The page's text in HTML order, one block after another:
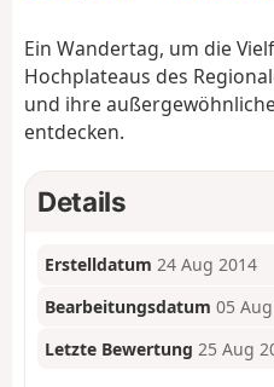
Ein Wandertag, um die
Hochplateaus des
und ihre
entdecken.
Details
Erstelldatum 24 Aug 2014
Bearbeitungsdatum 05
Letzte Bewertung 25 Aug